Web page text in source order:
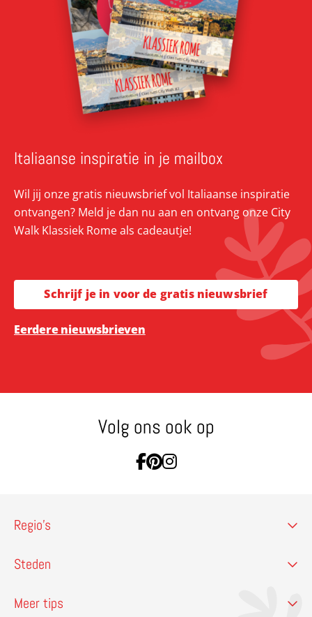
Italiaanse inspiratie in je mailbox
Wil jij onze gratis nieuwsbrief vol Italiaanse inspiratie
ontvangen? Meld je dan nu aan en ontvang onze City
Walk Klassiek Rome als cadeautje!
Schrijf je in voor de gratis nieuwsbrief
Eerdere nieuwsbrieven
Volg ons ook op
Ga naar Facebook
Ga naar Pinterest
Ga naar Instagram
Regio’s
Steden
Meer tips